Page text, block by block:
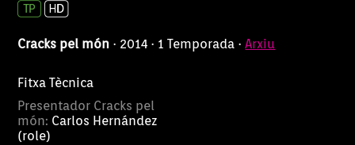
Cracks pel món · 2014 · 1 Temporada ·Arxiu
Fitxa Tècnica
Presentador Cracks pel
món: Carlos Hernández
(role)